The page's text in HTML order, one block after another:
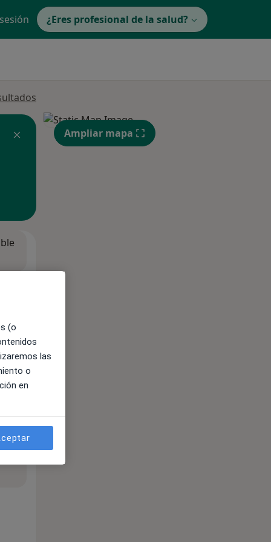
¿Eres profesional de la salud?
Ampliar mapa
(o
las
o
en